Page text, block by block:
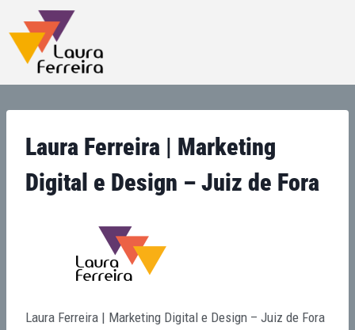
Laura Ferreira | Marketing
Digital e Design – Juiz de Fora
Laura Ferreira | Marketing Digital e Design – Juiz de Fora